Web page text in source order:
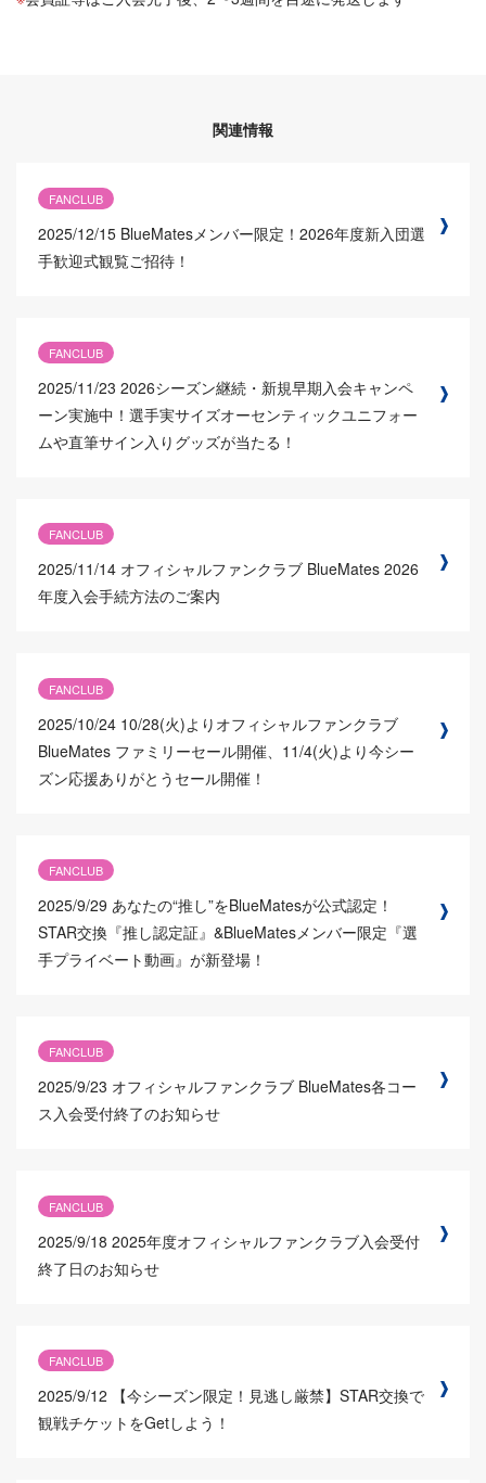
関連情報
FANCLUB
2025/12/15 BlueMatesメンバー限定！2026年度新入団選
手歓迎式観覧ご招待！
FANCLUB
2025/11/23 2026シーズン継続・新規早期入会キャンペ
ーン実施中！選手実サイズオーセンティックユニフォー
ムや直筆サイン入りグッズが当たる！
FANCLUB
2025/11/14 オフィシャルファンクラブ BlueMates 2026
年度入会手続方法のご案内
FANCLUB
2025/10/24 10/28(火)よりオフィシャルファンクラブ
BlueMates ファミリーセール開催、11/4(火)より今シー
ズン応援ありがとうセール開催！
FANCLUB
2025/9/29 あなたの“推し”をBlueMatesが公式認定！
STAR交換『推し認定証』&BlueMatesメンバー限定『選
手プライベート動画』が新登場！
FANCLUB
2025/9/23 オフィシャルファンクラブ BlueMates各コー
ス入会受付終了のお知らせ
FANCLUB
2025/9/18 2025年度オフィシャルファンクラブ入会受付
終了日のお知らせ
FANCLUB
2025/9/12
【今シーズン限定！見逃し厳禁】STAR交換で
観戦チケットをGetしよう！